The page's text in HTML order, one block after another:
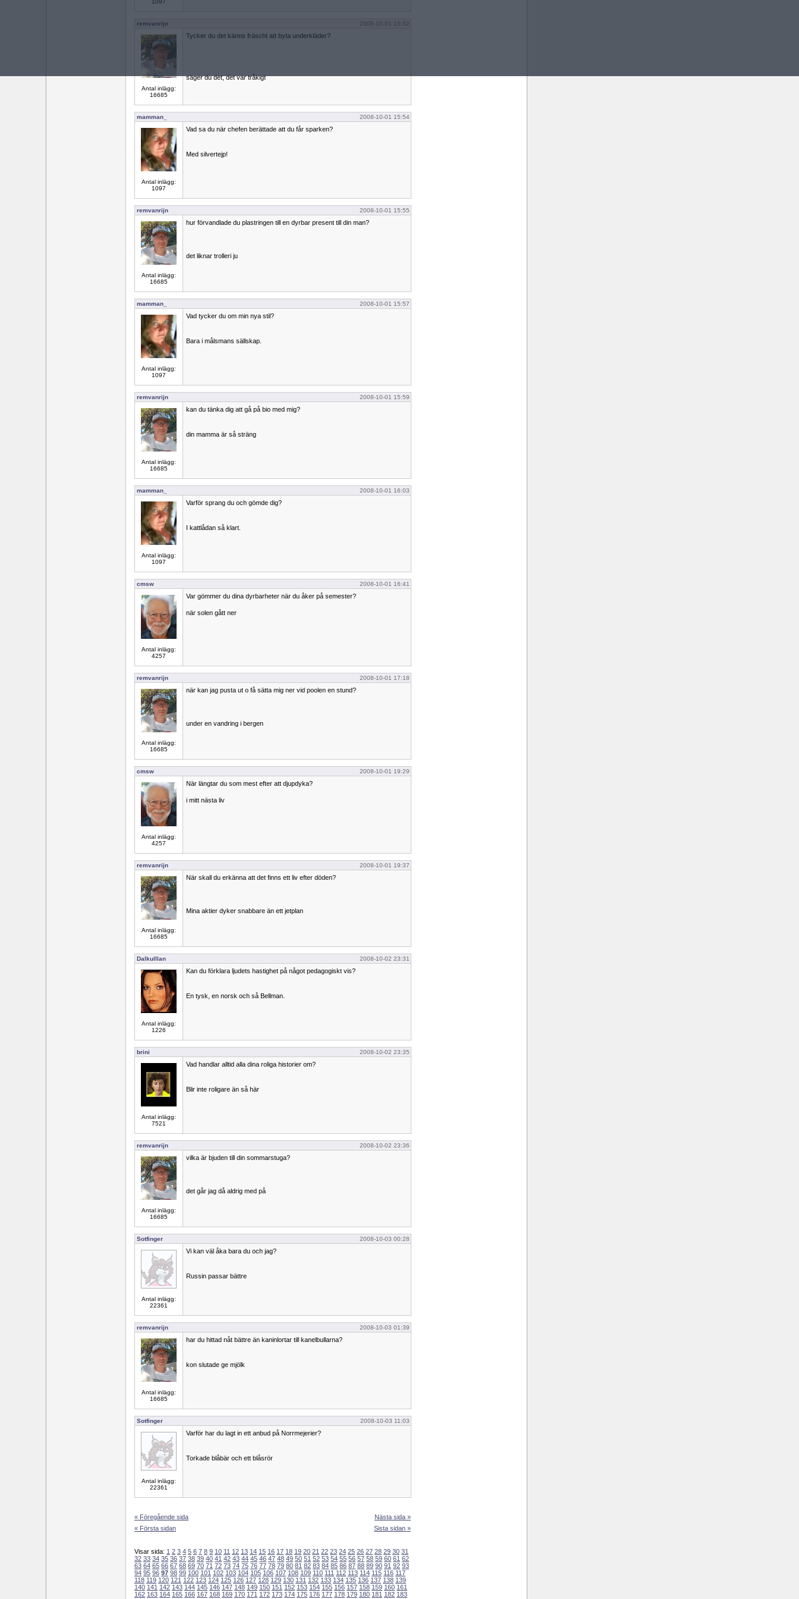
1097
remvanrijn 2008-10-01 15:52
Antal inlägg:
16685
Tycker du det känns fräscht att byta underkläder?
säger du det, det var tråkigt
mamman_ 2008-10-01 15:54
Antal inlägg:
1097
Vad sa du när chefen berättade att du får sparken?
Med silvertejp!
remvanrijn 2008-10-01 15:55
Antal inlägg:
16685
hur förvandlade du plastringen till en dyrbar present till din man?
det liknar trolleri ju
mamman_ 2008-10-01 15:57
Antal inlägg:
1097
Vad tycker du om min nya stil?
Bara i målsmans sällskap.
remvanrijn 2008-10-01 15:59
Antal inlägg:
16685
kan du tänka dig att gå på bio med mig?
din mamma är så sträng
mamman_ 2008-10-01 16:03
Antal inlägg:
1097
Varför sprang du och gömde dig?
I kattlådan så klart.
cmsw 2008-10-01 16:41
Antal inlägg:
4257
Var gömmer du dina dyrbarheter när du åker på semester?
när solen gått ner
remvanrijn 2008-10-01 17:18
Antal inlägg:
16685
när kan jag pusta ut o få sätta mig ner vid poolen en stund?
under en vandring i bergen
cmsw 2008-10-01 19:29
Antal inlägg:
4257
När längtar du som mest efter att djupdyka?
i mitt nästa liv
remvanrijn 2008-10-01 19:37
Antal inlägg:
16685
När skall du erkänna att det finns ett liv efter döden?
Mina aktier dyker snabbare än ett jetplan
Dalkulllan 2008-10-02 23:31
Antal inlägg:
1226
Kan du förklara ljudets hastighet på något pedagogiskt vis?
En tysk, en norsk och så Bellman.
brini 2008-10-02 23:35
Antal inlägg:
7521
Vad handlar alltid alla dina roliga historier om?
Blir inte roligare än så här
remvanrijn 2008-10-02 23:36
Antal inlägg:
16685
vilka är bjuden till din sommarstuga?
det går jag då aldrig med på
Sotfinger 2008-10-03 00:28
Antal inlägg:
22361
Vi kan väl åka bara du och jag?
Russin passar bättre
remvanrijn 2008-10-03 01:39
Antal inlägg:
16685
har du hittad nåt bättre än kaninlortar till kanelbullarna?
kon slutade ge mjölk
Sotfinger 2008-10-03 11:03
Antal inlägg:
22361
Varför har du lagt in ett anbud på Norrmejerier?
Torkade blåbär och ett blåsrör
« Föregående sida
« Första sidan
Nästa sida »
Sista sidan »
Visar sida: 1 2 3 4 5 6 7 8 9 10 11 12 13 14 15 16 17 18 19 20 21 22 23 24 25 26 27 28 29 30 31
32 33 34 35 36 37 38 39 40 41 42 43 44 45 46 47 48 49 50 51 52 53 54 55 56 57 58 59 60 61 62
63 64 65 66 67 68 69 70 71 72 73 74 75 76 77 78 79 80 81 82 83 84 85 86 87 88 89 90 91 92 93
94 95 96 97 98 99 100 101 102 103 104 105 106 107 108 109 110 111 112 113 114 115 116 117
118 119 120 121 122 123 124 125 126 127 128 129 130 131 132 133 134 135 136 137 138 139
140 141 142 143 144 145 146 147 148 149 150 151 152 153 154 155 156 157 158 159 160 161
162 163 164 165 166 167 168 169 170 171 172 173 174 175 176 177 178 179 180 181 182 183